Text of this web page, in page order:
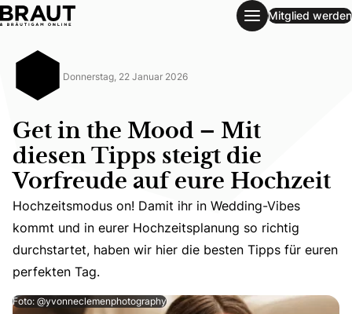
Get in the Mood – Mit diesen Tipps steigt die Vorfreude
Mitglied werden
Donnerstag, 22 Januar 2026
Get in the Mood – Mit
diesen Tipps steigt die
Vorfreude auf eure Hochzeit
Hochzeitsmodus on! Damit ihr in Wedding-Vibes
Hochzeitsmodus on! Damit ihr in Wedding-Vibes
kommt und in eurer Hochzeitsplanung so richtig
durchstartet, haben wir hier die besten Tipps für euren
perfekten Tag.
Foto: @yvonneclemenphotography